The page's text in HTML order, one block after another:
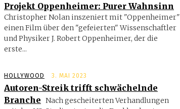
Projekt Oppenheimer: Purer Wahnsinn
Christopher Nolan inszeniert mit "Oppenheimer"
einen Film über den "gefeierten" Wissenschaftler
und Physiker J. Robert Oppenheimer, der die
erste...
HOLLYWOOD 3. MAI 2023
Autoren-Streik trifft schwächelnde
Branche Nach gescheiterten Verhandlungen